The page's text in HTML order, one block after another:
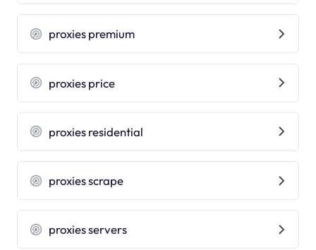
proxies premium
proxies price
proxies residential
proxies scrape
proxies servers